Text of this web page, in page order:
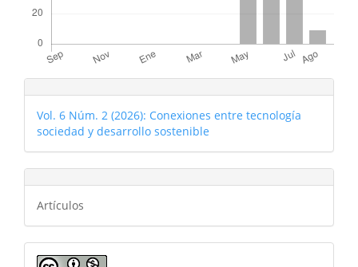
Vol. 6 Núm. 2 (2026): Conexiones entre tecnología
sociedad y desarrollo sostenible
Artículos